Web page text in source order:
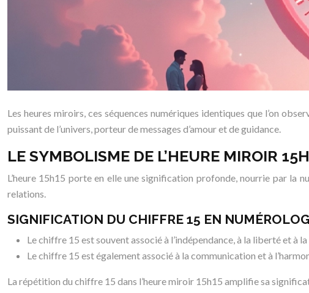
Les heures miroirs, ces séquences numériques identiques que l’on
puissant de l’univers, porteur de messages d’amour et de guidance.
LE SYMBOLISME DE L’HEURE MIROIR
L’heure 15h15 porte en elle une signification profonde, nourrie par la
relations.
SIGNIFICATION DU CHIFFRE 15 EN
Le chiffre 15 est souvent associé à l’indépendance, à la liberté et à
Le chiffre 15 est également associé à la communication et à
La répétition du chiffre 15 dans l’heure miroir 15h15 amplifie sa